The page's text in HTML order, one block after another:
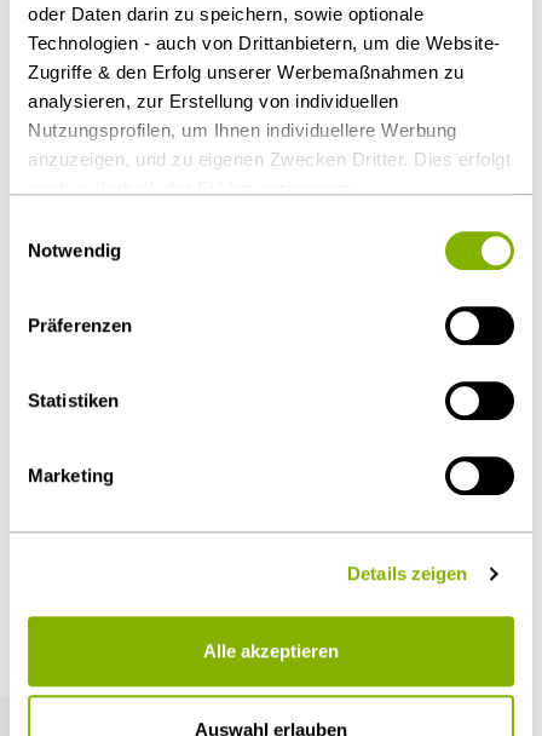
oder Daten darin zu speichern, sowie optionale
Technologien - auch von Drittanbietern, um die Website-
Zugriffe & den Erfolg unserer Werbemaßnahmen zu
analysieren, zur Erstellung von individuellen
Nutzungsprofilen, um Ihnen individuellere Werbung
anzuzeigen, und zu eigenen Zwecken Dritter. Dies erfolgt
Regelungen das Risiko des staatlichen Zugriffs &
auszuschließen ist. Sie können Ihre Einwilligung jederzeit
über dieCookie-Einstellungen
widerrufen oder ändern.
Notwendig
Präferenzen
Statistiken
Marketing
Details zeigen
Alle akzeptieren
Auswahl erlauben
zudem ein strengerer Prüfungsmaßstab für die
Angebote, da die Gefahr des Missbrauchs der
marktbeherrschenden Stellung der Gemeinde
bestehe.
Download Volltext
Öffentlicher Sektor und Vergabe
Weitere Artikel